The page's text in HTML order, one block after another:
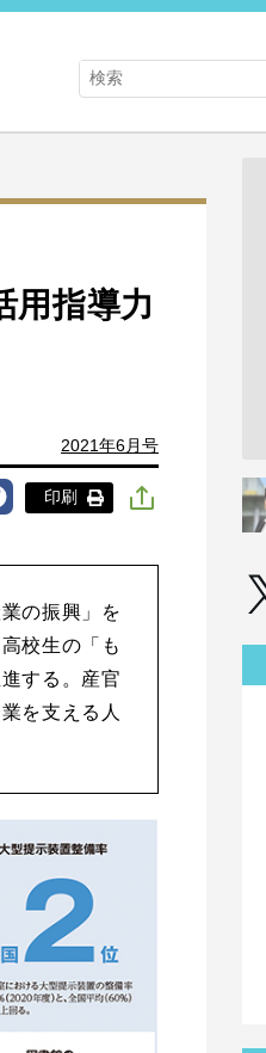
指導力
2021年6月号
印刷
の振興」を
校生の「も
する。産官
を支える人